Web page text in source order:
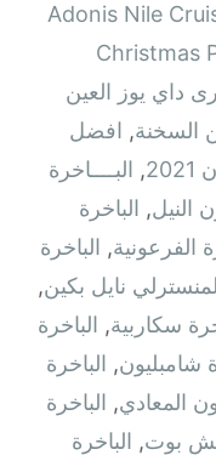
Adonis Nile
Christmas
داي يوز العين
السخنة, افضل
, البــــاخرة
النيل, الباخرة
الفرعونية, الباخرة
نايل بكين,
سكاربية, الباخرة
شامبليون, الباخرة
المعادي, الباخرة
بوت, الباخرة